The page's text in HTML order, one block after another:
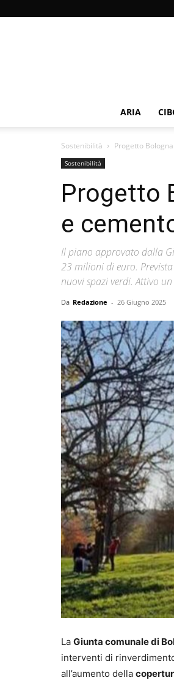
ARIA
Sostenibilità Progetto
Sostenibilità
Progetto
e
Il piano approvato dalla
23 milioni di euro.
nuovi spazi verdi. Attivo
Da Redazione - 26 Giugno 2025
La Giunta comunale di
interventi di
all’aumento della